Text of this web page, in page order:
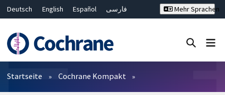
Deutsch English Español
فارسی
Bahasa Malaysia
ไทย
繁體中文
简体中文
Mehr Sprachen
Filter
Startseite Cochrane Kompakt